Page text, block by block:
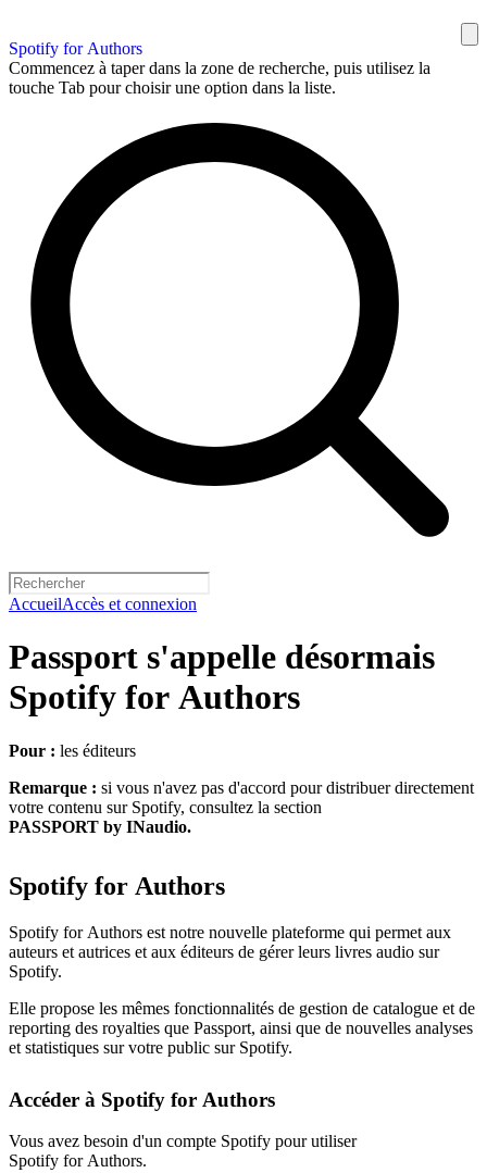
Spotify for Authors
Commencez à taper dans la zone de recherche, puis utilisez la
touche Tab pour choisir une option dans la liste.
AccueilAccès et connexion
Passport s'appelle désormais
Spotify for Authors
Pour : les éditeurs
Remarque : si vous n'avez pas d'accord pour distribuer directement
votre contenu sur Spotify, consultez la section
PASSPORT by INaudio.
Spotify for Authors
Spotify for Authors est notre nouvelle plateforme qui permet aux
auteurs et autrices et aux éditeurs de gérer leurs livres audio sur
Spotify.
Elle propose les mêmes fonctionnalités de gestion de catalogue et de
reporting des royalties que Passport, ainsi que de nouvelles analyses
et statistiques sur votre public sur Spotify.
Accéder à Spotify for Authors
Vous avez besoin d'un compte Spotify pour utiliser
Spotify for Authors.